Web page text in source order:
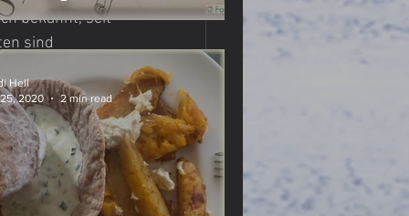
bekannt, seit
sind
Hell
2020
2 min read